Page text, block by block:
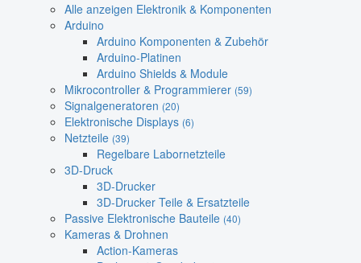
Alle anzeigen Elektronik & Komponenten
Arduino
Arduino Komponenten & Zubehör
Arduino-Platinen
Arduino Shields & Module
Mikrocontroller & Programmierer (59)
Signalgeneratoren (20)
Elektronische Displays (6)
Netzteile (39)
Regelbare Labornetzteile
3D-Druck
3D-Drucker
3D-Drucker Teile & Ersatzteile
Passive Elektronische Bauteile (40)
Kameras & Drohnen
Action-Kameras